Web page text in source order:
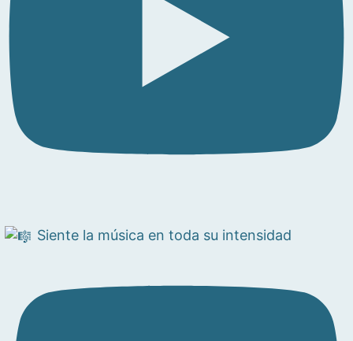
Siente la música en toda su intensidad